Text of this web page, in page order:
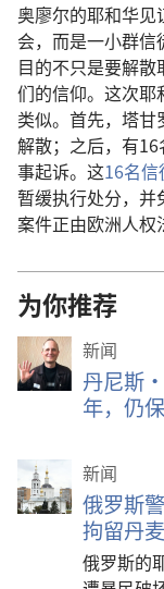
奥廖尔的耶和华
会，而是一小群
目的不只是要解
们的信仰。这次耶
类似。首先，塔
解散；之后，有
事起诉。这16名
暂缓执行处分，并
案件正由欧洲人权
为你推荐
新闻
丹尼斯
年，仍
新闻
俄罗斯
拘留丹
俄罗斯的